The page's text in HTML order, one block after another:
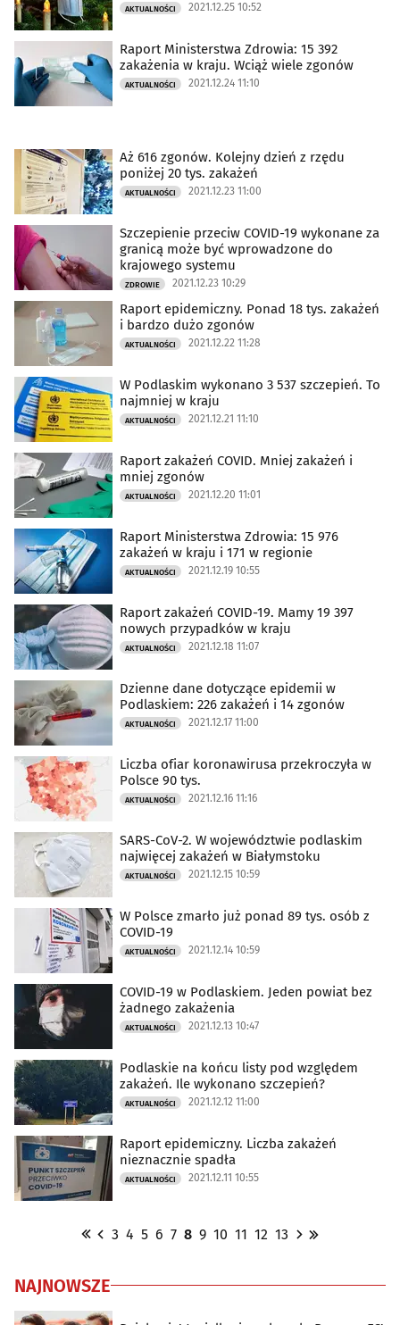
AKTUALNOŚCI 2021.12.25 10:52
Raport Ministerstwa Zdrowia: 15 392
zakażenia w kraju. Wciąż wiele zgonów
AKTUALNOŚCI 2021.12.24 11:10
Aż 616 zgonów. Kolejny dzień z rzędu
poniżej 20 tys. zakażeń
AKTUALNOŚCI 2021.12.23 11:00
Szczepienie przeciw COVID-19 wykonane za
granicą może być wprowadzone do
krajowego systemu
ZDROWIE 2021.12.23 10:29
Raport epidemiczny. Ponad 18 tys. zakażeń
i bardzo dużo zgonów
AKTUALNOŚCI 2021.12.22 11:28
W Podlaskim wykonano 3 537 szczepień. To
najmniej w kraju
AKTUALNOŚCI 2021.12.21 11:10
Raport zakażeń COVID. Mniej zakażeń i
mniej zgonów
AKTUALNOŚCI 2021.12.20 11:01
Raport Ministerstwa Zdrowia: 15 976
zakażeń w kraju i 171 w regionie
AKTUALNOŚCI 2021.12.19 10:55
Raport zakażeń COVID-19. Mamy 19 397
nowych przypadków w kraju
AKTUALNOŚCI 2021.12.18 11:07
Dzienne dane dotyczące epidemii w
Podlaskiem: 226 zakażeń i 14 zgonów
AKTUALNOŚCI 2021.12.17 11:00
Liczba ofiar koronawirusa przekroczyła w
Polsce 90 tys.
AKTUALNOŚCI 2021.12.16 11:16
SARS-CoV-2. W województwie podlaskim
najwięcej zakażeń w Białymstoku
AKTUALNOŚCI 2021.12.15 10:59
W Polsce zmarło już ponad 89 tys. osób z
COVID-19
AKTUALNOŚCI 2021.12.14 10:59
COVID-19 w Podlaskiem. Jeden powiat bez
żadnego zakażenia
AKTUALNOŚCI 2021.12.13 10:47
Podlaskie na końcu listy pod względem
zakażeń. Ile wykonano szczepień?
AKTUALNOŚCI 2021.12.12 11:00
Raport epidemiczny. Liczba zakażeń
nieznacznie spadła
AKTUALNOŚCI 2021.12.11 10:55
3 4 5 6 7 8 9 10 11 12 13
NAJNOWSZE